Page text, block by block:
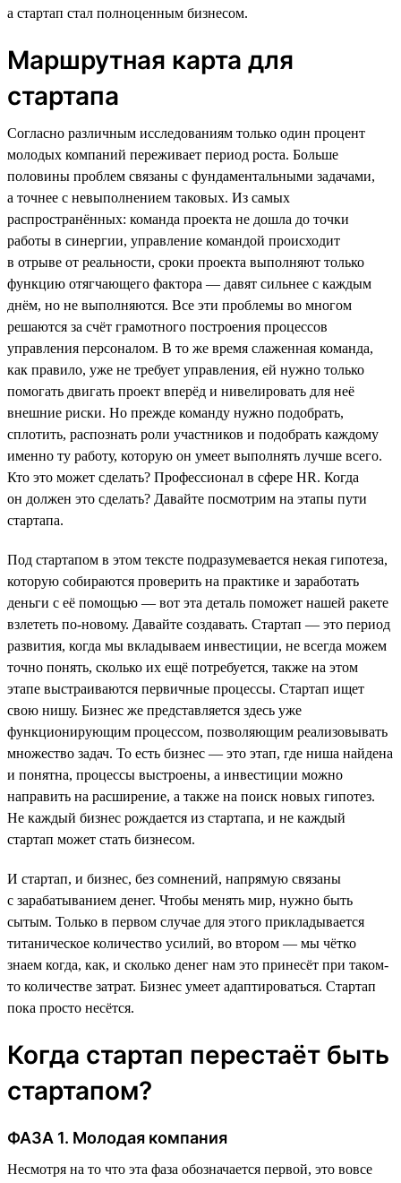
а стартап стал полноценным бизнесом.
Маршрутная карта для
стартапа
Согласно различным исследованиям только один процент
молодых компаний переживает период роста. Больше
половины проблем связаны с фундаментальными задачами,
а точнее с невыполнением таковых. Из самых
распространённых: команда проекта не дошла до точки
работы в синергии, управление командой происходит
в отрыве от реальности, сроки проекта выполняют только
функцию отягчающего фактора — давят сильнее с каждым
днём, но не выполняются. Все эти проблемы во многом
решаются за счёт грамотного построения процессов
управления персоналом. В то же время слаженная команда,
как правило, уже не требует управления, ей нужно только
помогать двигать проект вперёд и нивелировать для неё
внешние риски. Но прежде команду нужно подобрать,
сплотить, распознать роли участников и подобрать каждому
именно ту работу, которую он умеет выполнять лучше всего.
Кто это может сделать? Профессионал в сфере HR. Когда
он должен это сделать? Давайте посмотрим на этапы пути
стартапа.
Под стартапом в этом тексте подразумевается некая гипотеза,
которую собираются проверить на практике и заработать
деньги с её помощью — вот эта деталь поможет нашей ракете
взлететь по-новому. Давайте создавать. Стартап — это период
развития, когда мы вкладываем инвестиции, не всегда можем
точно понять, сколько их ещё потребуется, также на этом
этапе выстраиваются первичные процессы. Стартап ищет
свою нишу. Бизнес же представляется здесь уже
функционирующим процессом, позволяющим реализовывать
множество задач. То есть бизнес — это этап, где ниша найдена
и понятна, процессы выстроены, а инвестиции можно
направить на расширение, а также на поиск новых гипотез.
Не каждый бизнес рождается из стартапа, и не каждый
стартап может стать бизнесом.
И стартап, и бизнес, без сомнений, напрямую связаны
с зарабатыванием денег. Чтобы менять мир, нужно быть
сытым. Только в первом случае для этого прикладывается
титаническое количество усилий, во втором — мы чётко
знаем когда, как, и сколько денег нам это принесёт при таком-
то количестве затрат. Бизнес умеет адаптироваться. Стартап
пока просто несётся.
Когда стартап перестаёт быть
стартапом?
ФАЗА 1. Молодая компания
Несмотря на то что эта фаза обозначается первой, это вовсе